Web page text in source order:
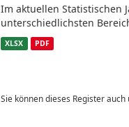
Im aktuellen Statistischen
unterschiedlichsten
XLSX PDF
Sie können dieses Register auch